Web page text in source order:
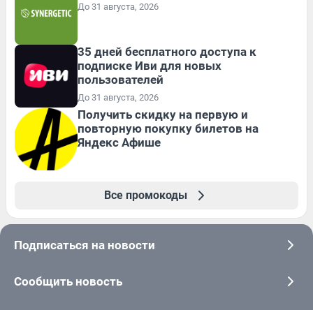
До 31 августа, 2026
35 дней бесплатного доступа к
подписке Иви для новых
пользователей
До 31 августа, 2026
Получить скидку на первую и
повторную покупку билетов на
Яндекс Афише
Все промокоды
Подписаться на новости
Сообщить новость